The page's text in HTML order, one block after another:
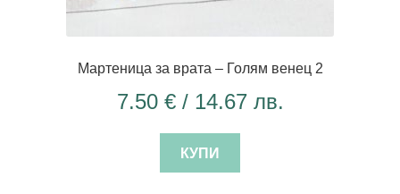
Мартеница за врата – Голям венец 2
7.50 €/ 14.67 лв.
КУПИ